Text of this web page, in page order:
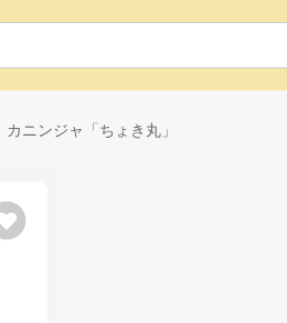
カニンジャ「ちょき丸」